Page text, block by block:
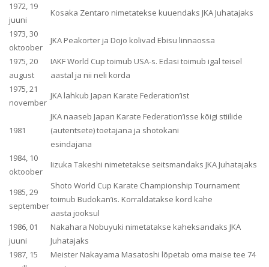
1972, 19
juuni
Kosaka Zentaro nimetatekse kuuendaks JKA Juhatajaks
1973, 30
oktoober
JKA Peakorter ja Dojo kolivad Ebisu linnaossa
1975, 20
august
IAKF World Cup toimub USA-s. Edasi toimub igal teisel
aastal ja nii neli korda
1975, 21
november
JKA lahkub Japan Karate Federation’ist
1981
JKA naaseb Japan Karate Federation’isse kõigi stiilide
(autentsete) toetajana ja shotokani
esindajana
1984, 10
oktoober
Iizuka Takeshi nimetetakse seitsmandaks JKA Juhatajaks
1985, 29
september
Shoto World Cup Karate Championship Tournament
toimub Budokan’is. Korraldatakse kord kahe
aasta jooksul
1986, 01
juuni
Nakahara Nobuyuki nimetatakse kaheksandaks JKA
Juhatajaks
1987, 15
Meister Nakayama Masatoshi lõpetab oma maise tee 74